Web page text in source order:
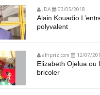
JDA 03/05/2018
Alain Kouadio
polyvalent
afripriz.com 12/07/
Elizabeth Ojelua ou
bricoler